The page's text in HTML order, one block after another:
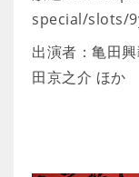
special/slots/
出演者：亀田
田京之介 ほか